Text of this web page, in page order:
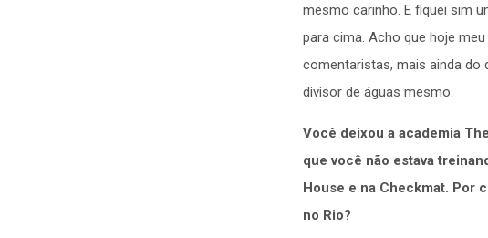
mesmo carinho. E fiquei sim
para cima. Acho que hoje
comentaristas, mais ainda do
divisor de águas mesmo.
Você deixou a academia
que você não estava
House e na Checkmat. Por
no Rio?